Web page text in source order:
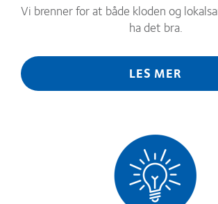
Vi brenner for at både kloden og
ha det bra.
LES MER